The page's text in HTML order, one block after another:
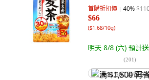
首購折扣價 40%
$66
($1.68/10g)
明天 8/8 (六) 預計
(201)
满 $1,500 再省